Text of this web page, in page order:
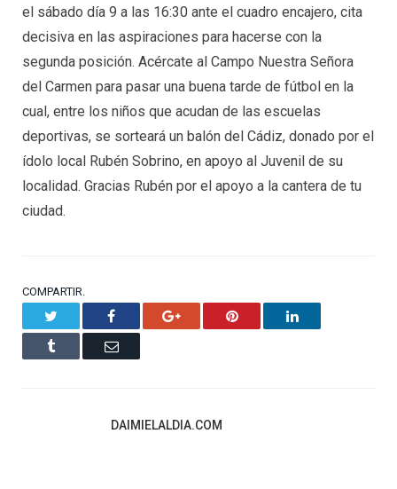
el sábado día 9 a las 16:30 ante el cuadro encajero, cita
decisiva en las aspiraciones para hacerse con la
segunda posición. Acércate al Campo Nuestra Señora
del Carmen para pasar una buena tarde de fútbol en la
cual, entre los niños que acudan de las escuelas
deportivas, se sorteará un balón del Cádiz, donado por el
ídolo local Rubén Sobrino, en apoyo al Juvenil de su
localidad. Gracias Rubén por el apoyo a la cantera de tu
ciudad.
COMPARTIR.
Facebook Google+ Pinterest LinkedIn
Tumblr Email
DAIMIELALDIA.COM